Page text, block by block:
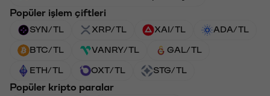
Popüler işlem çiftleri
SYN/TL XRP/TL XAI/TL ADA/TL
BTC/TL VANRY/TL GAL/TL
ETH/TL OXT/TL STG/TL
Popüler kripto paralar